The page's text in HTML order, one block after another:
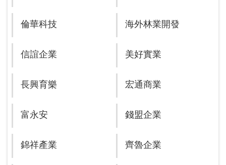
倫華科技 海外林業開發
信誼企業 美好實業
長興育樂 宏通商業
富永安 錢盟企業
錦祥產業 齊魯企業